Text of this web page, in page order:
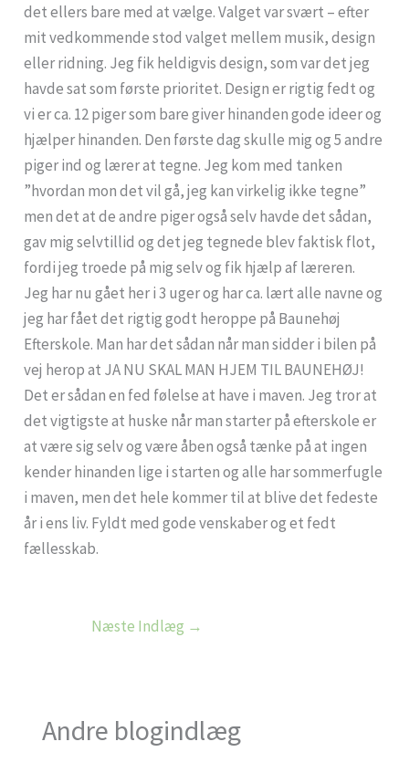
det ellers bare med at vælge. Valget var svært – efter
mit vedkommende stod valget mellem musik, design
eller ridning. Jeg fik heldigvis design, som var det jeg
havde sat som første prioritet. Design er rigtig fedt og
vi er ca. 12 piger som bare giver hinanden gode ideer og
hjælper hinanden. Den første dag skulle mig og 5 andre
piger ind og lærer at tegne. Jeg kom med tanken
”hvordan mon det vil gå, jeg kan virkelig ikke tegne”
men det at de andre piger også selv havde det sådan,
gav mig selvtillid og det jeg tegnede blev faktisk flot,
fordi jeg troede på mig selv og fik hjælp af læreren.
Jeg har nu gået her i 3 uger og har ca. lært alle navne og
jeg har fået det rigtig godt heroppe på Baunehøj
Efterskole. Man har det sådan når man sidder i bilen på
vej herop at JA NU SKAL MAN HJEM TIL BAUNEHØJ!
Det er sådan en fed følelse at have i maven. Jeg tror at
det vigtigste at huske når man starter på efterskole er
at være sig selv og være åben også tænke på at ingen
kender hinanden lige i starten og alle har sommerfugle
i maven, men det hele kommer til at blive det fedeste
år i ens liv. Fyldt med gode venskaber og et fedt
fællesskab.
Næste Indlæg →
Andre blogindlæg